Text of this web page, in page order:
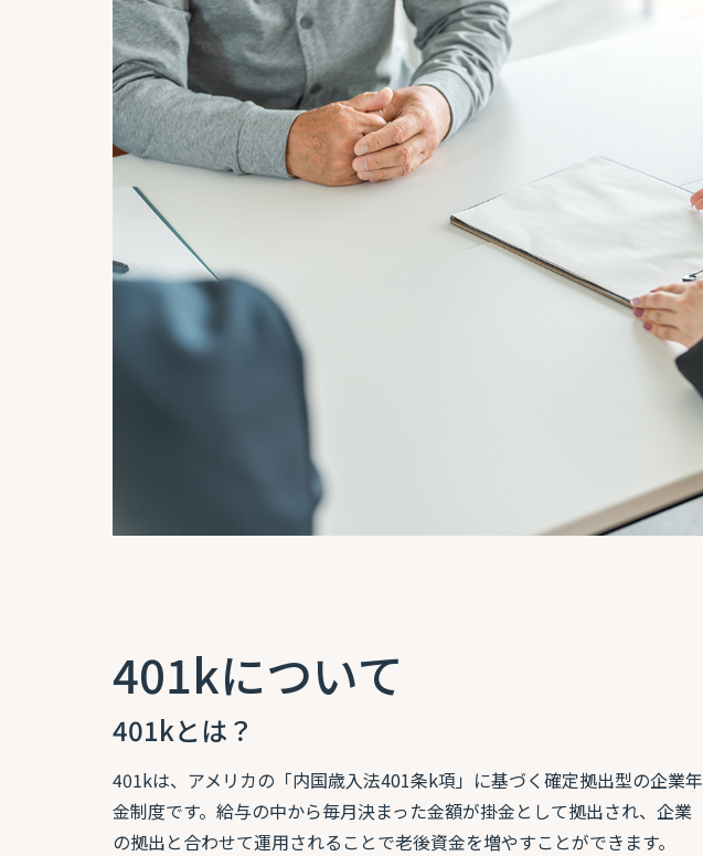
401kについて
401kとは？
401kは、アメリカの「内国歳入法401条k項」に基づく確定拠出型の企業年
金制度です。給与の中から毎月決まった金額が掛金として拠出され、企業
の拠出と合わせて運用されることで老後資金を増やすことができます。